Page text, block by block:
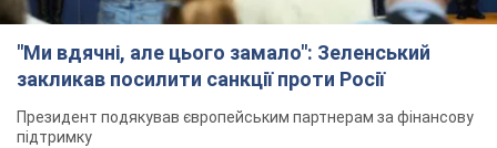
"Ми вдячні, але цього замало": Зеленський
закликав посилити санкції проти Росії
Президент подякував європейським партнерам за фінансову
підтримку